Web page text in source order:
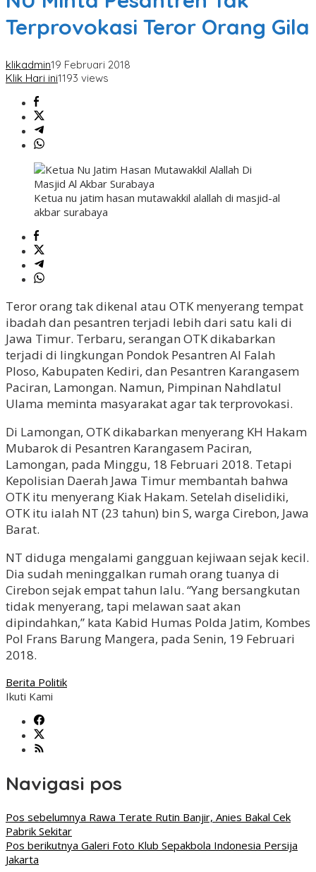
Terprovokasi Teror Orang Gila
klikadmin19 Februari 2018
Klik Hari ini1193 views
Ketua nu jatim hasan mutawakkil alallah di masjid-al
akbar surabaya
Teror orang tak dikenal atau OTK menyerang tempat
ibadah dan pesantren terjadi lebih dari satu kali di
Jawa Timur. Terbaru, serangan OTK dikabarkan
terjadi di lingkungan Pondok Pesantren Al Falah
Ploso, Kabupaten Kediri, dan Pesantren Karangasem
Paciran, Lamongan. Namun, Pimpinan Nahdlatul
Ulama meminta masyarakat agar tak terprovokasi.
Di Lamongan, OTK dikabarkan menyerang KH Hakam
Mubarok di Pesantren Karangasem Paciran,
Lamongan, pada Minggu, 18 Februari 2018. Tetapi
Kepolisian Daerah Jawa Timur membantah bahwa
OTK itu menyerang Kiak Hakam. Setelah diselidiki,
OTK itu ialah NT (23 tahun) bin S, warga Cirebon, Jawa
Barat.
NT diduga mengalami gangguan kejiwaan sejak kecil.
Dia sudah meninggalkan rumah orang tuanya di
Cirebon sejak empat tahun lalu. “Yang bersangkutan
tidak menyerang, tapi melawan saat akan
dipindahkan,” kata Kabid Humas Polda Jatim, Kombes
Pol Frans Barung Mangera, pada Senin, 19 Februari
2018.
Berita Politik
Ikuti Kami
Navigasi pos
Pos sebelumnya Rawa Terate Rutin Banjir, Anies Bakal Cek
Pabrik Sekitar
Pos berikutnya Galeri Foto Klub Sepakbola Indonesia Persija
Jakarta